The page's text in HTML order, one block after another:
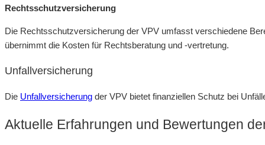
Rechtsschutzversicherung
Die Rechtsschutzversicherung der VPV umfasst verschiedene
übernimmt die Kosten für Rechtsberatung und -vertretung.
Unfallversicherung
Die Unfallversicherung der VPV bietet finanziellen Schutz bei
Aktuelle Erfahrungen und Bewertungen